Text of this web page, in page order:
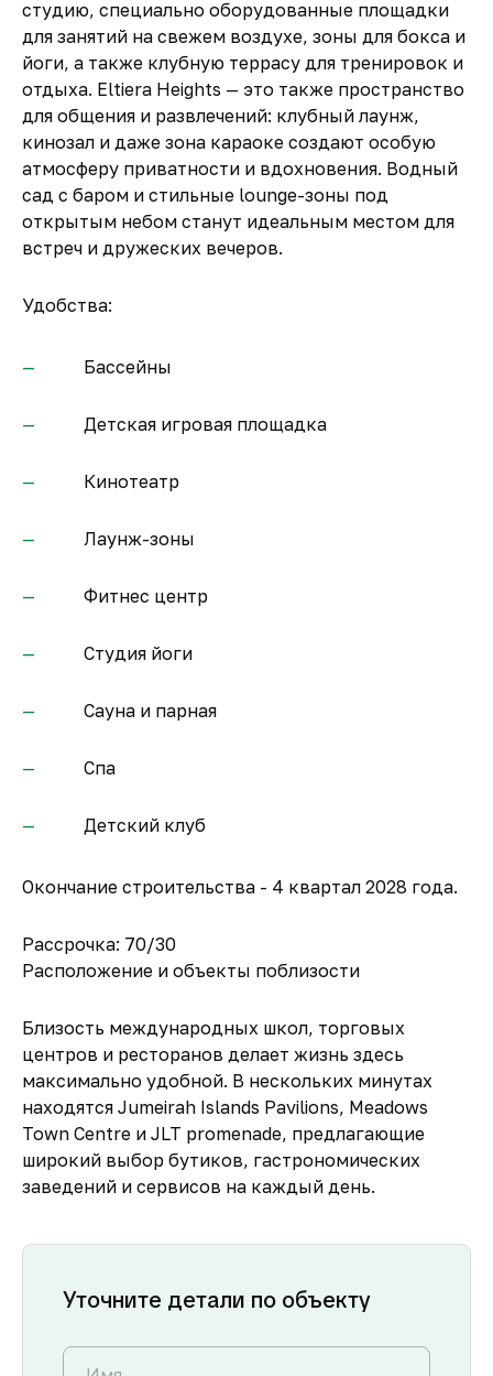
студию, специально оборудованные площадки
для занятий на свежем воздухе, зоны для бокса и
йоги, а также клубную террасу для тренировок и
отдыха. Eltiera Heights — это также пространство
для общения и развлечений: клубный лаунж,
кинозал и даже зона караоке создают особую
атмосферу приватности и вдохновения. Водный
сад с баром и стильные lounge-зоны под
открытым небом станут идеальным местом для
встреч и дружеских вечеров.
Удобства:
Бассейны
Детская игровая площадка
Кинотеатр
Лаунж-зоны
Фитнес центр
Студия йоги
Сауна и парная
Спа
Детский клуб
Окончание строительства - 4 квартал 2028 года.
Рассрочка: 70/30
Расположение и объекты поблизости
Близость международных школ, торговых
центров и ресторанов делает жизнь здесь
максимально удобной. В нескольких минутах
находятся Jumeirah Islands Pavilions, Meadows
Town Centre и JLT promenade, предлагающие
широкий выбор бутиков, гастрономических
заведений и сервисов на каждый день.
Уточните детали по объекту